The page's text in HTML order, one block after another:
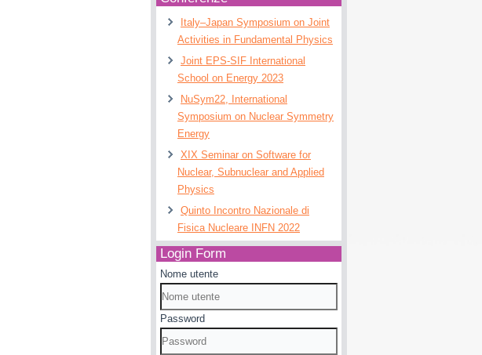
Italy–Japan Symposium on Joint
Activities in Fundamental Physics
Joint EPS-SIF International
School on Energy 2023
NuSym22, International
Symposium on Nuclear Symmetry
Energy
XIX Seminar on Software for
Nuclear, Subnuclear and Applied
Physics
Quinto Incontro Nazionale di
Fisica Nucleare INFN 2022
Login Form
Nome utente
Password